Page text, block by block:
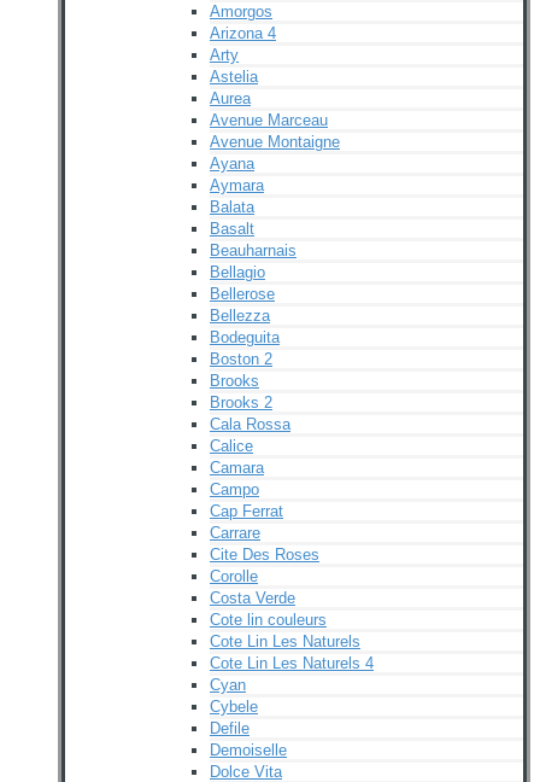
Amorgos
Arizona 4
Arty
Astelia
Aurea
Avenue Marceau
Avenue Montaigne
Ayana
Aymara
Balata
Basalt
Beauharnais
Bellagio
Bellerose
Bellezza
Bodeguita
Boston 2
Brooks
Brooks 2
Cala Rossa
Calice
Camara
Campo
Cap Ferrat
Carrare
Cite Des Roses
Corolle
Costa Verde
Cote lin couleurs
Cote Lin Les Naturels
Cote Lin Les Naturels 4
Cyan
Cybele
Defile
Demoiselle
Dolce Vita